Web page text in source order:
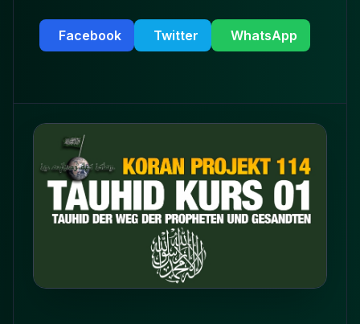
Facebook Twitter WhatsApp